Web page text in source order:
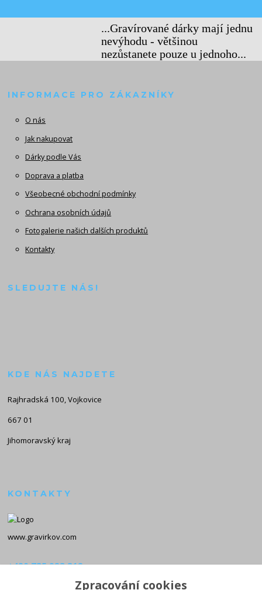
...Gravírované dárky mají jednu
nevýhodu - většinou
nezůstanete pouze u jednoho...
INFORMACE PRO ZÁKAZNÍKY
O nás
Jak nakupovat
Dárky podle Vás
Doprava a platba
Všeobecné obchodní podmínky
Ochrana osobních údajů
Fotogalerie našich dalších produktů
Kontakty
SLEDUJTE NÁS!
KDE NÁS NAJDETE
Rajhradská 100, Vojkovice
667 01
Jihomoravský kraj
KONTAKTY
www.gravirkov.com
+420 735 923 312
Zpracování cookies